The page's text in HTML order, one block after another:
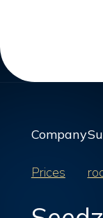
Company
Prices